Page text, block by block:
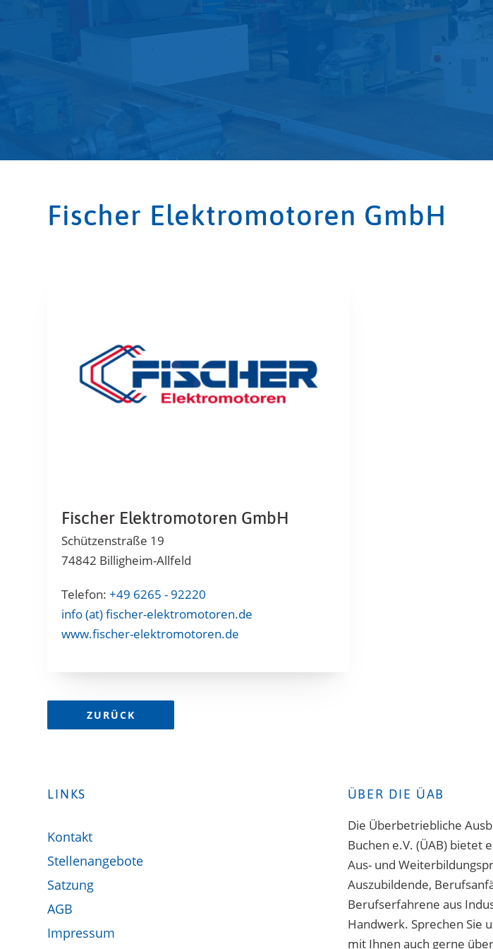
Fischer Elektromotoren GmbH
Fischer Elektromotoren GmbH
Schützenstraße 19
74842 Billigheim-Allfeld
Telefon:+49 6265 - 92220
info (at) fischer-elektromotoren.de
www.fischer-elektromotoren.de
ZURÜCK
LINKS
Kontakt
Stellenangebote
Satzung
AGB
Impressum
ÜBER DIE ÜAB
Die Überbetriebliche
Buchen e.V. (ÜAB) bietet
Aus- und
Auszubildende,
Berufserfahrene aus
Handwerk. Sprechen Sie
mit Ihnen auch gerne